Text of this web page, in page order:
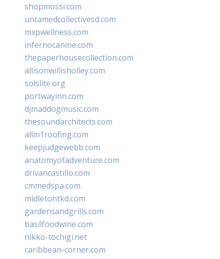
shopmossi.com
untamedcollectivesd.com
mxpwellness.com
infernocanine.com
thepaperhousecollection.com
allisonwillisholley.com
solslite.org
portwayinn.com
djmaddogmusic.com
thesoundarchitects.com
allin1roofing.com
keepjudgewebb.com
anatomyofadventure.com
drivancastillo.com
cmmedspa.com
midletontkd.com
gardensandgrills.com
basilfoodwine.com
nikko-tochigi.net
caribbean-corner.com